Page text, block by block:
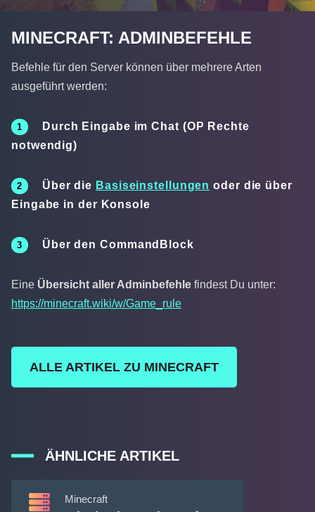
MINECRAFT: ADMINBEFEHLE
Befehle für den Server können über mehrere Arten
ausgeführt werden:
Durch Eingabe imChat (OP Rechte
notwendig)
Über die Basiseinstellungen oder die über
Eingabe in der Konsole
Über denCommandBlock
Eine Übersicht aller Adminbefehle findest Du unter:
https://minecraft.wiki/w/Game_rule
ALLE ARTIKEL ZU MINECRAFT
ÄHNLICHE ARTIKEL
Minecraft